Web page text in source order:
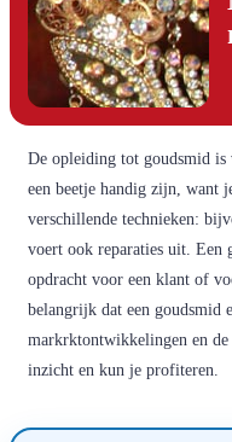
De opleiding tot goudsmid is
een beetje handig zijn, want
verschillende technieken:
voert ook reparaties uit. Een
opdracht voor een klant of
belangrijk dat een goudsmid
markrktontwikkelingen en
inzicht en kun je profiteren.